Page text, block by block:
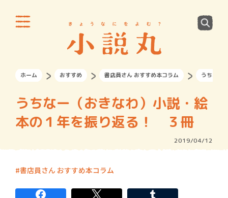
ホーム おすすめ 書店員さん おすすめ本コラム うちなー
うちなー（おきなわ）小説・絵
本の１年を振り返る！ ３冊
2019/04/12
書店員さん おすすめ本コラム